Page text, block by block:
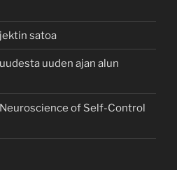
satoa
uuden ajan alun
of Self-Control